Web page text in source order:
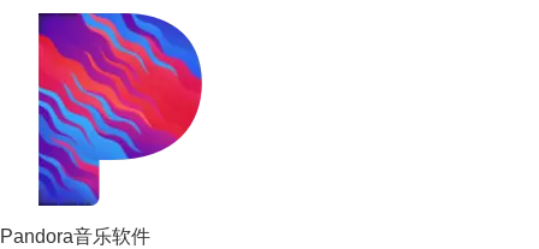
Pandora音乐软件